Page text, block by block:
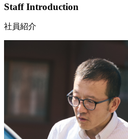
Staff Introduction
社員紹介